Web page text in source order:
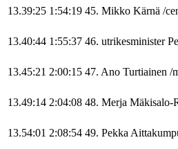
13.39:25 1:54:19 45. Mikko Kärnä /
13.40:44 1:55:37 46. utrikesminister
13.45:21 2:00:15 47. Ano Turtiainen /
13.49:14 2:04:08 48. Merja Mäkisalo-
13.54:01 2:08:54 49. Pekka